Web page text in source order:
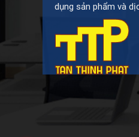
dụng sản phẩm và